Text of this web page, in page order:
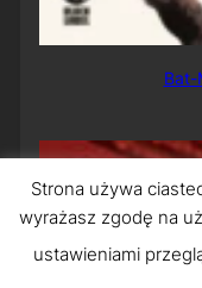
Bat-
Strona używa
wyrażasz zgodę na
ustawieniami